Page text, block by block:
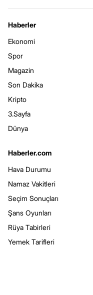
Haberler
Ekonomi
Spor
Magazin
Son Dakika
Kripto
3.Sayfa
Dünya
Haberler.com
Hava Durumu
Namaz Vakitleri
Seçim Sonuçları
Şans Oyunları
Rüya Tabirleri
Yemek Tarifleri